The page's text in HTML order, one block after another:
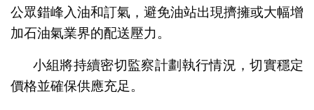
公眾錯峰入油和訂氣，避免油站出現擠擁或大幅增
加石油氣業界的配送壓力。
小組將持續密切監察計劃執行情況，切實穩定
價格並確保供應充足。